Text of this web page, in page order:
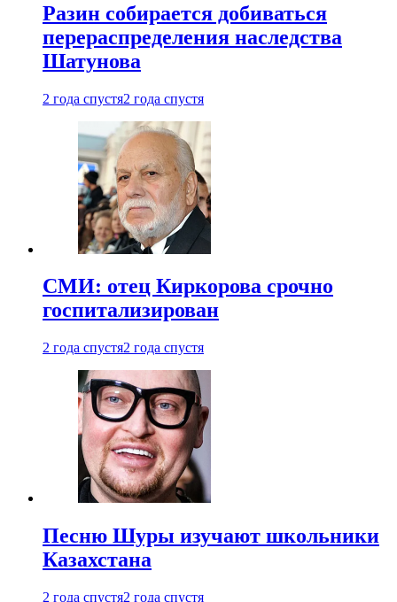
Разин собирается добиваться
перераспределения наследства
Шатунова
2 года спустя2 года спустя
СМИ: отец Киркорова срочно
госпитализирован
2 года спустя2 года спустя
Песню Шуры изучают школьники
Казахстана
2 года спустя2 года спустя